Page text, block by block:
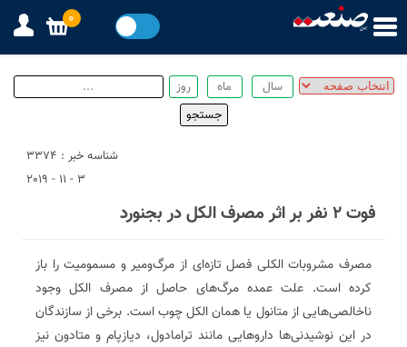
شناسه خبر : 3374
3 - 11 - 2019
فوت ۲ نفر بر اثر مصرف الکل در بجنورد
مصرف مشروبات الکلی فصل تازه‌ای از مرگ‌ومیر و مسمومیت را باز
کرده است. علت عمده مرگ‌های حاصل از مصرف الکل وجود
ناخالصی‌هایی از متانول یا همان الکل چوب است. برخی از سازندگان
در این نوشیدنی‌ها داروهایی مانند ترامادول، دیازپام و متادون نیز
0